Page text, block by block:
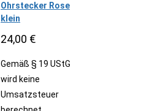
Ohrstecker Rose
klein
24,00 €
Gemäß § 19 UStG
wird keine
Umsatzsteuer